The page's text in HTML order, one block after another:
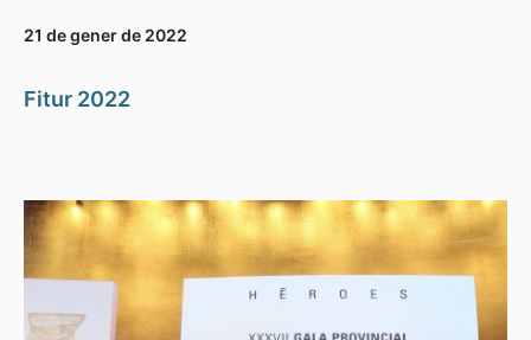
21 de gener de 2022
Fitur 2022